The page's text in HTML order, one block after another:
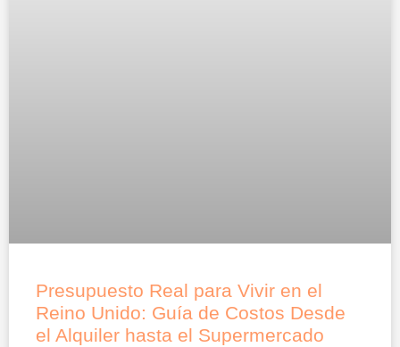
Presupuesto Real para Vivir en el
Reino Unido: Guía de Costos Desde
el Alquiler hasta el Supermercado